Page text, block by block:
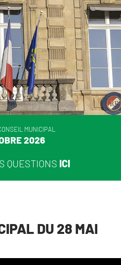
MUNICIPAL
2026
QUESTIONS ICI
DU 28 MAI